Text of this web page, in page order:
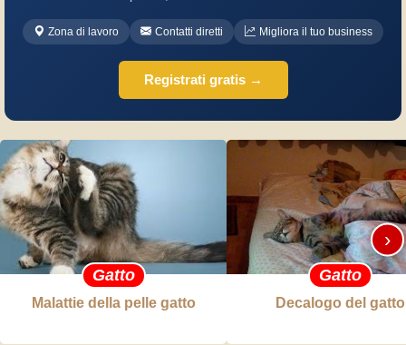
Zona di lavoro Contatti diretti Migliora il tuo business
Registrati gratis →
Gatto
Malattie della pelle gatto
Gatto
Decalogo del gatto
›